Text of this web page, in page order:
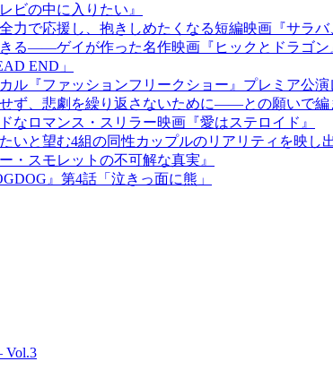
ビの中に入りたい』
で応援し、抱きしめたくなる短編映画『サラバ
る――ゲイが作った名作映画『ヒックとドラゴン
END」
ル『ファッションフリークショー』プレミア公演
ず、悲劇を繰り返さないために――との願いで
なロマンス・スリラー映画『愛はステロイド』
いと望む4組の同性カップルのリアリティを映し
・スモレットの不可解な真実』
』第4話「泣きっ面に熊」
Vol.3